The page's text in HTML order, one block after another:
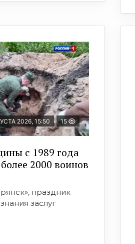
2026, 15:50 15
с 1989 года
2000 воинов
праздник
заслуг